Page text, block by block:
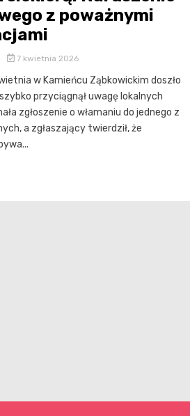
z poważnymi
7 kwietnia 2026
w Kamieńcu Ząbkowickim doszło
przyciągnął uwagę lokalnych
zgłoszenie o włamaniu do jednego z
a zgłaszający twierdził, że